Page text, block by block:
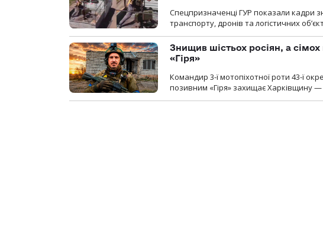
Спецпризначенці ГУР показали кадри
транспорту, дронів та логістичних
Знищив шістьох росіян, а
«Гіря»
Командир 3-ї мотопіхотної роти 43-ї
позивним «Гіря» захищає Харківщину